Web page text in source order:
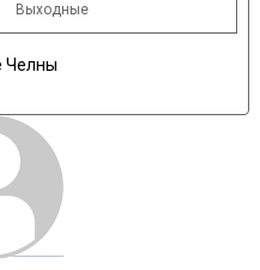
Выходные
Челны